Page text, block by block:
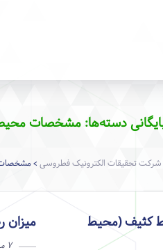
دسته‌ها: مشخصات
شرکت تحقیقات الکترونیک فطروسی > مشخصات
کثیف (محیط
۷ مهر ۱۳۹۸